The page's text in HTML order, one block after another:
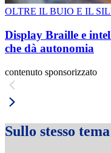
OLTRE IL BUIO E IL
Display Braille e
che dà autonomia
contenuto sponsorizzato
Sullo stesso tema